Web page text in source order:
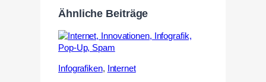
Ähnliche Beiträge
Infografiken, Internet